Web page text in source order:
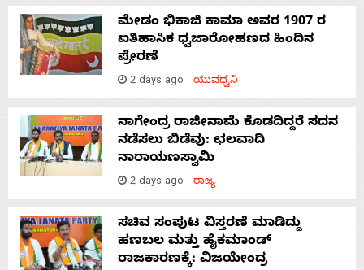
ಮೇಡಂ ಭಿಕಾಜಿ ಕಾಮಾ ಅವರ 1907 ರ
ಐತಿಹಾಸಿಕ ಧ್ವಜಾರೋಹಣದ ಹಿಂದಿನ
ಪ್ರೇರಣೆ
2 days ago ಯುವಧ್ವನಿ
ನಾಗೇಂದ್ರ ರಾಜೀನಾಮೆ ಕೊಡದಿದ್ದರೆ ಸದನ
ನಡೆಸಲು ಬಿಡೆವು: ಛಲವಾದಿ
ನಾರಾಯಣಸ್ವಾಮಿ
2 days ago ರಾಜ್ಯ
ಸಚಿವ ಸಂಪುಟ ವಿಸ್ತರಣೆ ಮಾಡಿದ್ದು
ಹಣಬಲ ಮತ್ತು ಹೈಕಮಾಂಡ್
ರಾಜಕಾರಣಕ್ಕೆ: ವಿಜಯೇಂದ್ರ